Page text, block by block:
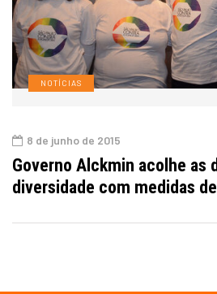
NOTÍCIAS
8 de junho de 2015
Governo Alckmin acolhe as
diversidade com medidas